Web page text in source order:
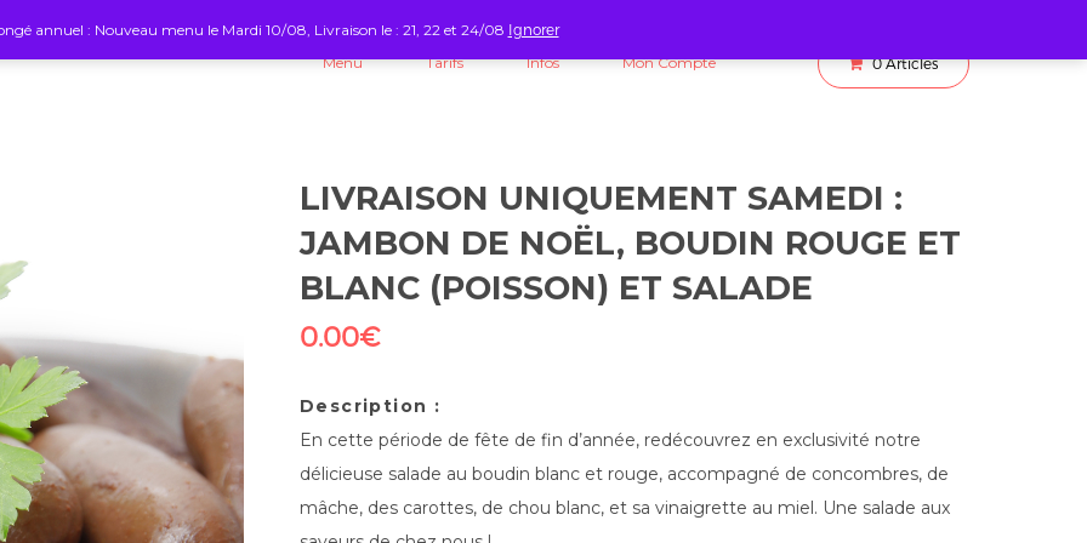
Menu Tarifs Infos Mon Compte 0 Articles
LIVRAISON UNIQUEMENT SAMEDI :
JAMBON DE NOËL, BOUDIN ROUGE ET
BLANC (POISSON) ET SALADE
0.00€
Description :
En cette période de fête de fin d’année, redécouvrez en exclusivité notre
délicieuse salade au boudin blanc et rouge, accompagné de concombres, de
mâche, des carottes, de chou blanc, et sa vinaigrette au miel. Une salade aux
annuel : Nouveau menu le Mardi 10/08, Livraison le : 21, 22 et 24/08 Ignorer